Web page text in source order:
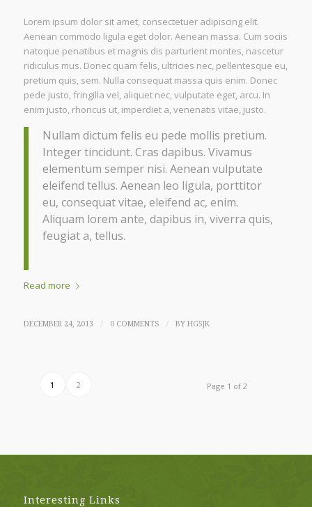
Lorem ipsum dolor sit amet, consectetuer adipiscing elit.
Aenean commodo ligula eget dolor. Aenean massa. Cum sociis
natoque penatibus et magnis dis parturient montes, nascetur
ridiculus mus. Donec quam felis, ultricies nec, pellentesque eu,
pretium quis, sem. Nulla consequat massa quis enim. Donec
pede justo, fringilla vel, aliquet nec, vulputate eget, arcu. In
enim justo, rhoncus ut, imperdiet a, venenatis vitae, justo.
Nullam dictum felis eu pede mollis pretium.
Integer tincidunt. Cras dapibus. Vivamus
elementum semper nisi. Aenean vulputate
eleifend tellus. Aenean leo ligula, porttitor
eu, consequat vitae, eleifend ac, enim.
Aliquam lorem ante, dapibus in, viverra quis,
feugiat a, tellus.
Read more
DECEMBER 24, 2013 / 0 COMMENTS / BY HG5JK
Page 1 of 2
1 2
Interesting Links